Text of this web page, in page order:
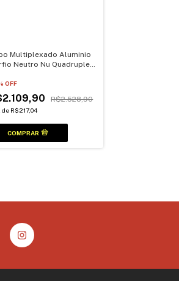
Multiplexado Aluminio
Neutro Nu Quadruplex
OFF
R$2.528,90
de R$217,04